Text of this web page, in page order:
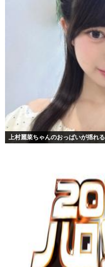
上村麗菜ちゃんのおっぱいが揺れる